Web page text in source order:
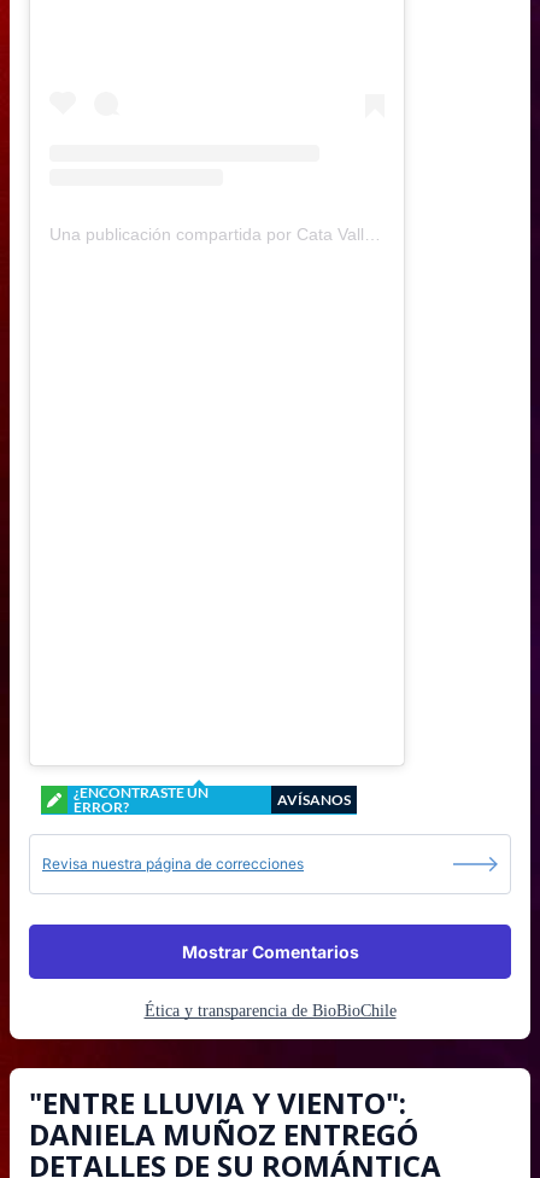
Una publicación compartida por Cata Vallejos (@catavallejos)
¿ENCONTRASTE UN
ERROR?
AVÍSANOS
Revisa nuestra página de correcciones
Mostrar Comentarios
Ética y transparencia de BioBioChile
"ENTRE LLUVIA Y VIENTO":
DANIELA MUÑOZ ENTREGÓ
DETALLES DE SU ROMÁNTICA